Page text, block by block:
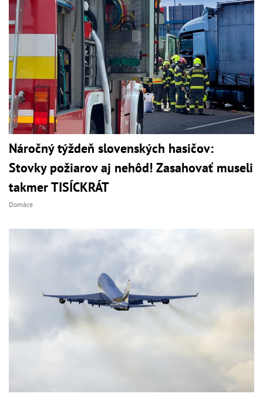
Náročný týždeň slovenských hasičov:
Stovky požiarov aj nehôd! Zasahovať museli
takmer TISÍCKRÁT
Domáce